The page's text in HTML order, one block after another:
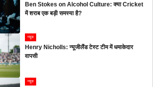
Ben Stokes on Alcohol Culture: क्या Cricket
में शराब एक बड़ी समस्या है?
न्यूज
Henry Nicholls: न्यूजीलैंड टेस्ट टीम में धमाकेदार
वापसी
न्यूज